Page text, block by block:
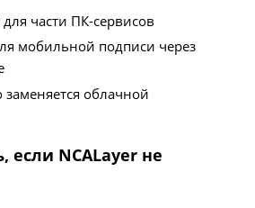
для части ПК-сервисов
мобильной подписи через
заменяется облачной
если NCALayer не